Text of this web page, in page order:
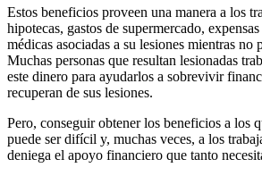
Estos beneficios proveen una manera a los
hipotecas, gastos de supermercado,
médicas asociadas a su lesiones mientras no
Muchas personas que resultan lesionadas
este dinero para ayudarlos a sobrevivir
recuperan de sus lesiones.
Pero, conseguir obtener los beneficios a los
puede ser difícil y, muchas veces, a los
deniega el apoyo financiero que tanto